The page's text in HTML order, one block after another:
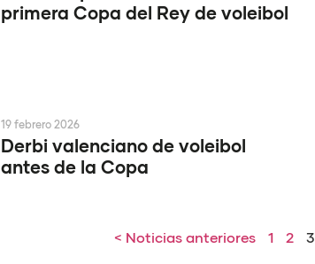
primera Copa del Rey de voleibol
Derbi valenciano de voleibol
antes de la Copa
19 febrero 2026
< Noticias anteriores 1 2 3